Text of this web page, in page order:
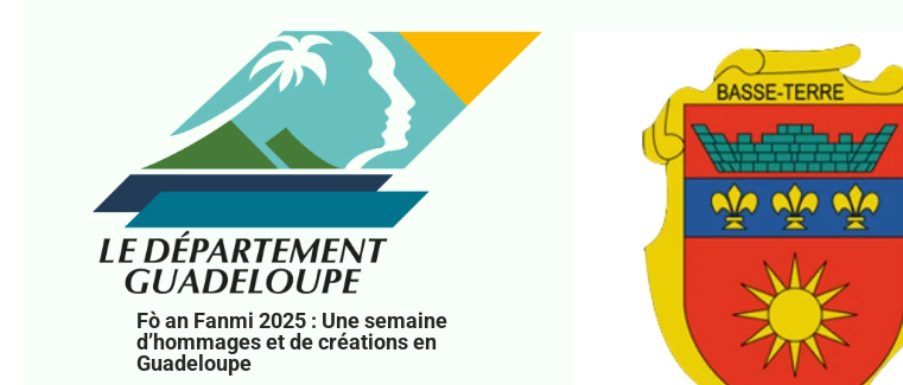
Fò an Fanmi 2025 : Une semaine
d’hommages et de créations en
Guadeloupe